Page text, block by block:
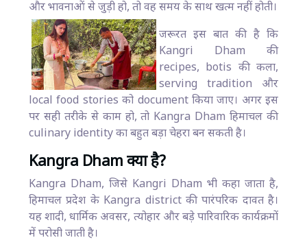
और भावनाओं से जुड़ी हो, तो वह समय के साथ खत्म नहीं होती।
जरूरत इस बात की है कि
Kangri Dham की
recipes, botis की कला,
serving tradition और
local food stories को document किया जाए। अगर इस
पर सही तरीके से काम हो, तो Kangra Dham हिमाचल की
culinary identity का बहुत बड़ा चेहरा बन सकती है।
Kangra Dham क्या है?
Kangra Dham, जिसे Kangri Dham भी कहा जाता है,
हिमाचल प्रदेश के Kangra district की पारंपरिक दावत है।
यह शादी, धार्मिक अवसर, त्योहार और बड़े पारिवारिक कार्यक्रमों
में परोसी जाती है।